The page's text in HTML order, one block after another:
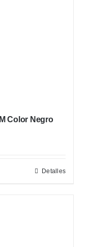
Color Negro
Detalles